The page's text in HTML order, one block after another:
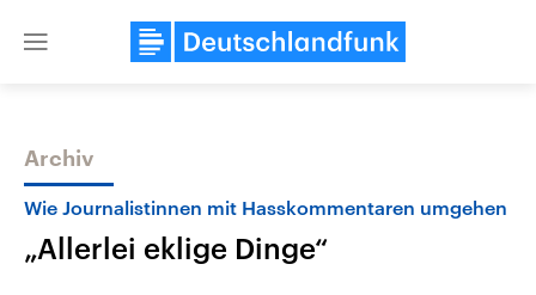
Close
Themen
Archiv
Wie Journalistinnen mit Hasskommentaren umgehen
„Allerlei eklige Dinge“